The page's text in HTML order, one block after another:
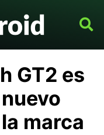
GT2 es
marca